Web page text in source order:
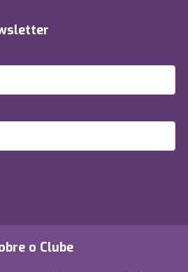
o Clube